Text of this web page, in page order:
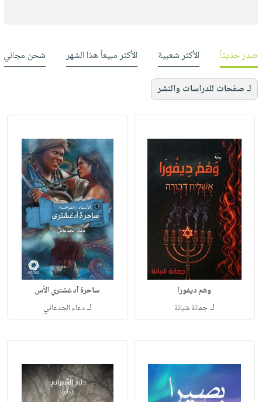
صدر حديثاً الأكثر شعبية الأكثر مبيعاً هذا الشهر شحن مجاني
لـ صفحات للدراسات والنشر
وهم ديفورا
لـجمانة شبانة
ساحرة آدغشتري الأس
لـدعاء الجدعاني‎